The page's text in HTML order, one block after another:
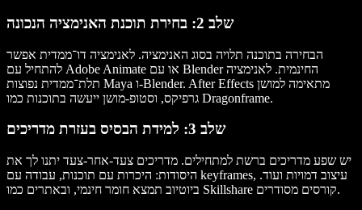
שלב 2: בחירת תוכנת האנימציה הנכונה
הבחירה בתוכנה תלויה בסוג האנימציה. לאנימציה דו־ממדית אפשר
להתחיל עם Adobe Animate או עם Blender החינמית. לאנימציה
תלת־ממדית נפוצות Maya ו-Blender. After Effects מתאימה למושן
גרפיקס, וסטופ-מושן ייעשה בתוכנות כמו Dragonframe.
שלב 3: למידת הבסיס בעזרת מדריכים
יש שפע מדריכים ברשת למתחילים. מדריכים צעד-אחר-צעד יתנו לך את
היסודות: היכרות עם תוכנות, עבודה עם keyframes, עיצוב דמויות ועוד.
ביוטיוב תמצא חומר חינמי, ובאתרים כמו Skillshare קורסים מסודרים.